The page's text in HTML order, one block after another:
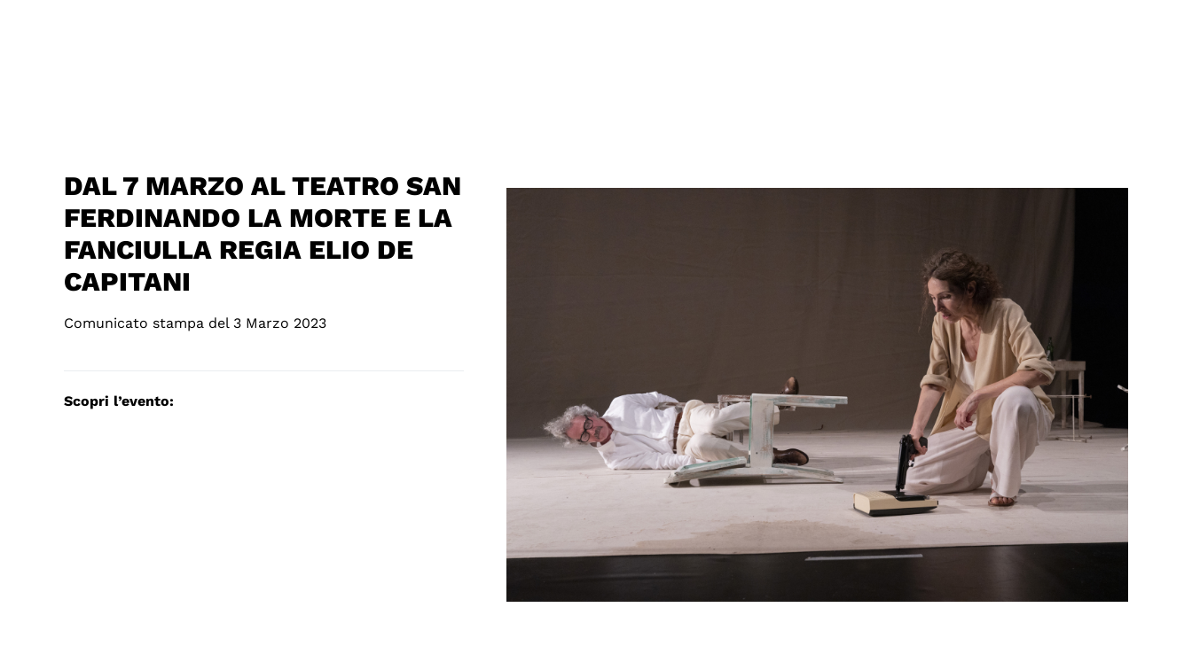
DAL 7 MARZO AL TEATRO SAN
FERDINANDO LA MORTE E LA
FANCIULLA REGIA ELIO DE
CAPITANI
Comunicato stampa del 3 Marzo 2023
Scopri l’evento: